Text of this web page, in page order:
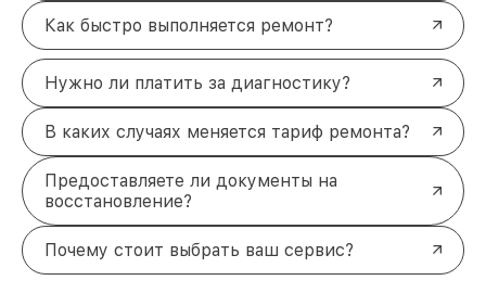
Как быстро выполняется ремонт?
Нужно ли платить за диагностику?
В каких случаях меняется тариф ремонта?
Предоставляете ли документы на
восстановление?
Почему стоит выбрать ваш сервис?